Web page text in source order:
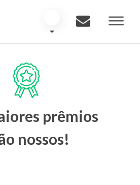
prêmios
nossos!